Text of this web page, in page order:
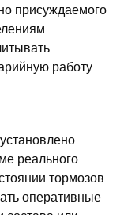
присуждаемого
работу
реального
тормозов
оперативные